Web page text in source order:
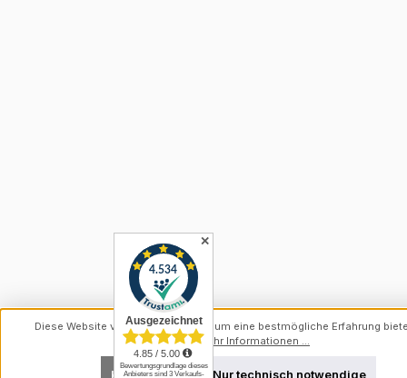
✕
Diese Website verwendet Cookies, um eine bestmögliche Erfahrung
können.Mehr Informationen ...
Nur technisch notwendige
Konfigurieren